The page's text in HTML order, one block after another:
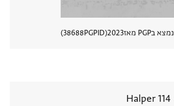
נמצא בPGP מאז 2023
PGPID
38688
Halper 114